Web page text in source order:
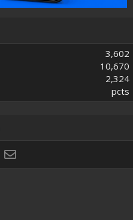
3,602
10,670
2,324
pcts
WhatsApp